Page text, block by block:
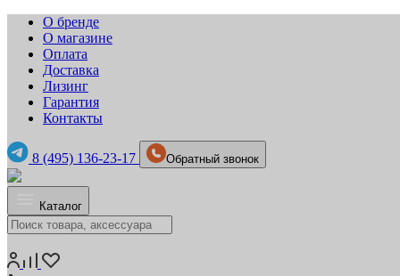
О бренде
О магазине
Оплата
Доставка
Лизинг
Гарантия
Контакты
8 (495) 136-23-17 Обратный звонок
Каталог